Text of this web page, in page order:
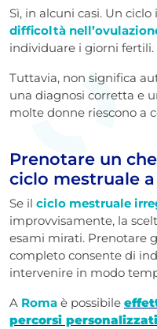
Sì, in alcuni casi. Un
difficoltà
individuare i giorni fertili.
Tuttavia, non significa
una diagnosi corretta e
molte donne riescono a
Prenotare un
ciclo mestruale
Se il ciclo mestruale
improvvisamente, la
esami mirati. Prenotare
completo consente di
intervenire in modo
A Roma è possibile
percorsi